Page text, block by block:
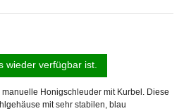
wieder verfügbar ist.
Honigschleuder mit Kurbel. Diese
mit sehr stabilen, blau